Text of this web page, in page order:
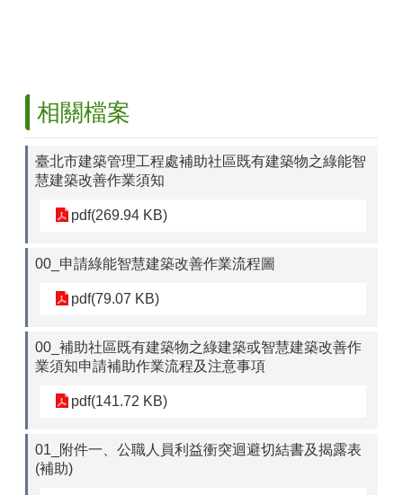
相關檔案
臺北市建築管理工程處補助社區既有建築物之綠能智
慧建築改善作業須知
pdf(269.94 KB)
00_申請綠能智慧建築改善作業流程圖
pdf(79.07 KB)
00_補助社區既有建築物之綠建築或智慧建築改善作
業須知申請補助作業流程及注意事項
pdf(141.72 KB)
01_附件一、公職人員利益衝突迴避切結書及揭露表
(補助)